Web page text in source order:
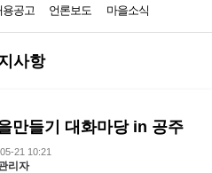
용공고 언론보도 마을소식
사항
만들기 대화마당 in 공주
21 10:21
리자